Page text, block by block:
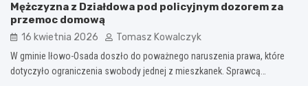
Mężczyzna z Działdowa pod policyjnym dozorem za
przemoc domową
16 kwietnia 2026 Tomasz Kowalczyk
W gminie Iłowo-Osada doszło do poważnego naruszenia prawa, które
dotyczyło ograniczenia swobody jednej z mieszkanek. Sprawcą…